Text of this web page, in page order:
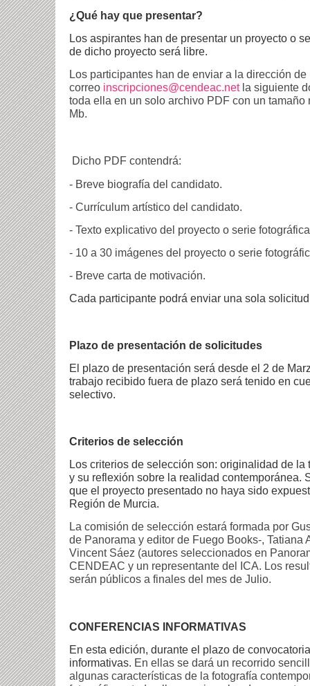
¿Qué hay que presentar?
Los aspirantes han de presentar un proyecto o
de dicho proyecto será libre.
Los participantes han de enviar a la dirección de
correo inscripciones@cendeac.netla siguiente
toda ella en un solo archivo PDF con un tamaño
Mb.
Dicho PDF contendrá:
- Breve biografía del candidato.
- Currículum artístico del candidato.
- Texto explicativo del proyecto o serie
- 10 a 30 imágenes del proyecto o serie
- Breve carta de motivación.
Cada participante podrá enviar una sola
Plazo de presentación de solicitudes
El plazo de presentación será desde el 2 de
trabajo recibido fuera de plazo será tenido en
selectivo.
Criterios de selección
Los criterios de selección son: originalidad de la
y su reflexión sobre la realidad contemporánea.
que el proyecto presentado no haya sido
Región de Murcia.
La comisión de selección estará formada por
de Panorama y editor de Fuego Books-, Tatiana
Vincent Sáez (autores seleccionados en
CENDEAC y un representante del ICA. Los
serán públicos a finales del mes de Julio.
CONFERENCIAS INFORMATIVAS
En esta edición, durante el plazo de
informativas. En ellas se dará un recorrido
algunas características de la fotografía